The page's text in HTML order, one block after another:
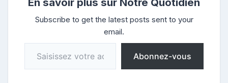
Subscribe to get the latest posts sent to your
email.
Saisissez votre adresse e-mail…
Abonnez-vous